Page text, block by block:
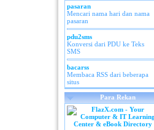
pasaran
Mencari nama hari dan nama
pasaran
pdu2sms
Konversi dari PDU ke Teks
SMS
bacarss
Membaca RSS dari beberapa
situs
Para Rekan